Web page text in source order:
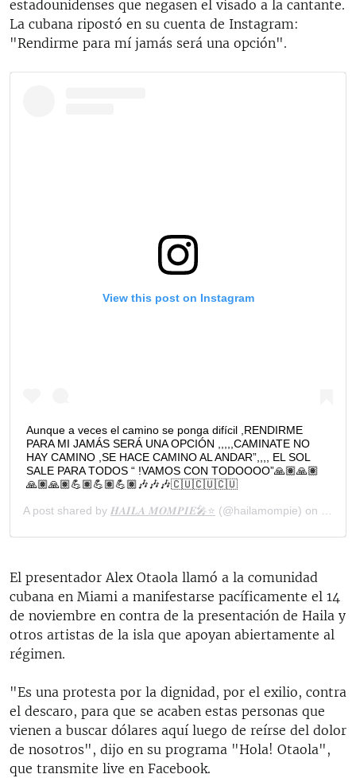
estadounidenses que negasen el visado a la cantante.
La cubana ripostó en su cuenta de Instagram:
"Rendirme para mí jamás será una opción".
El presentador Alex Otaola llamó a la comunidad
cubana en Miami a manifestarse pacíficamente el 14
de noviembre en contra de la presentación de Haila y
otros artistas de la isla que apoyan abiertamente al
régimen.
"Es una protesta por la dignidad, por el exilio, contra
el descaro, para que se acaben estas personas que
vienen a buscar dólares aquí luego de reírse del dolor
de nosotros", dijo en su programa "Hola! Otaola",
que transmite live en Facebook.